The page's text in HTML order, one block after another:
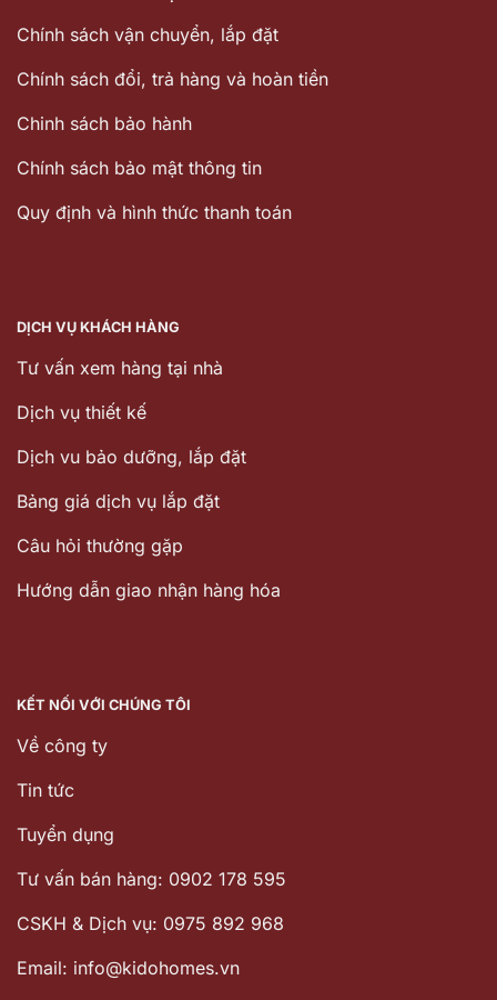
Chính sách vận chuyển, lắp đặt
Chính sách đổi, trả hàng và hoàn tiền
Chinh sách bảo hành
Chính sách bảo mật thông tin
Quy định và hình thức thanh toán
DỊCH VỤ KHÁCH HÀNG
Tư vấn xem hàng tại nhà
Dịch vụ thiết kế
Dịch vu bảo dưỡng, lắp đặt
Bảng giá dịch vụ lắp đặt
Câu hỏi thường gặp
Hướng dẫn giao nhận hàng hóa
KẾT NỐI VỚI CHÚNG TÔI
Về công ty
Tin tức
Tuyển dụng
Tư vấn bán hàng: 0902 178 595
CSKH & Dịch vụ: 0975 892 968
Email: info@kidohomes.vn